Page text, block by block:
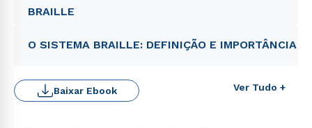
BRAILLE
O SISTEMA BRAILLE: DEFINIÇÃO E IMPORTÂNCIA
Ver Tudo +
Baixar Ebook